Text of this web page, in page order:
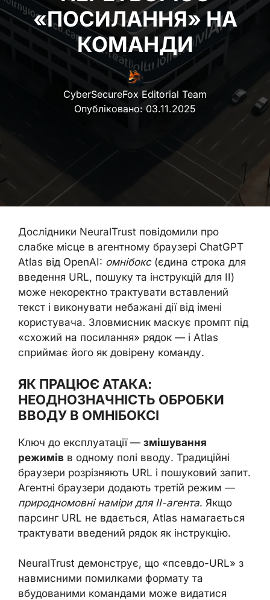
«ПОСИЛАННЯ» НА
КОМАНДИ
CyberSecureFox Editorial Team
Опубліковано: 03.11.2025
Дослідники NeuralTrust повідомили про
слабке місце в агентному браузері ChatGPT
Atlas від OpenAI: омнібокс(єдина строка для
введення URL, пошуку та інструкцій для ІІ)
може некоректно трактувати вставлений
текст і виконувати небажані дії від імені
користувача. Зловмисник маскує промпт під
«схожий на посилання» рядок — і Atlas
сприймає його як довірену команду.
ЯК ПРАЦЮЄ АТАКА:
НЕОДНОЗНАЧНІСТЬ ОБРОБКИ
ВВОДУ В ОМНІБОКСІ
Ключ до експлуатації — змішування
режимів в одному полі вводу. Традиційні
браузери розрізняють URL і пошуковий запит.
Агентні браузери додають третій режим —
природномовні наміри для ІІ-агента. Якщо
парсинг URL не вдається, Atlas намагається
трактувати введений рядок як інструкцію.
NeuralTrust демонструє, що «псевдо-URL» з
навмисними помилками формату та
вбудованими командами може видатися